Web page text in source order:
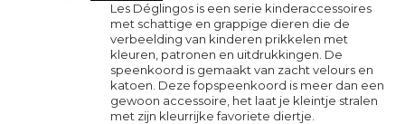
Les Déglingos is een serie kinderaccessoires
met schattige en grappige dieren die de
verbeelding van kinderen prikkelen met
kleuren, patronen en uitdrukkingen. De
speenkoord is gemaakt van zacht velours en
katoen. Deze fopspeenkoord is meer dan een
gewoon accessoire, het laat je kleintje stralen
met zijn kleurrijke favoriete diertje.